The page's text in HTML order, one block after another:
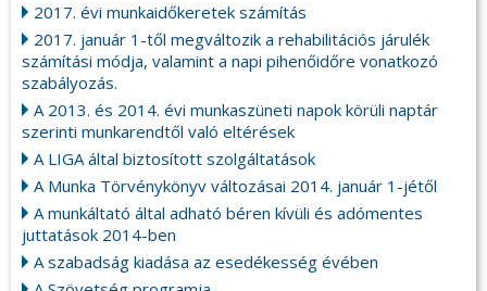
2017. évi munkaidőkeretek számítás
2017. január 1-től megváltozik a rehabilitációs járulék
számítási módja, valamint a napi pihenőidőre vonatkozó
szabályozás.
A 2013. és 2014. évi munkaszüneti napok körüli naptár
szerinti munkarendtől való eltérések
A LIGA által biztosított szolgáltatások
A Munka Törvénykönyv változásai 2014. január 1-jétől
A munkáltató által adható béren kívüli és adómentes
juttatások 2014-ben
A szabadság kiadása az esedékesség évében